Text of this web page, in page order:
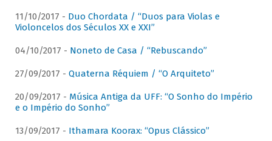
11/10/2017 - Duo Chordata / “Duos para Violas e
Violoncelos dos Séculos XX e XXI”
04/10/2017 - Noneto de Casa / “Rebuscando”
27/09/2017 - Quaterna Réquiem / “O Arquiteto”
20/09/2017 - Música Antiga da UFF: “O Sonho do Império
e o Império do Sonho”
13/09/2017 - Ithamara Koorax: “Opus Clássico”